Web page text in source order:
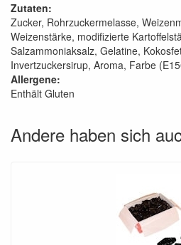
Zutaten:
Zucker, Rohrzuckermelasse,
Weizenstärke, modifizierte
Salzammoniaksalz, Gelatine,
Invertzuckersirup, Aroma, Farbe
Allergene:
Enthält Gluten
Andere haben sich